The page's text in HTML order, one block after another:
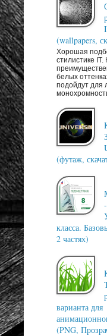
(wallpapers,
Хорошая
стилистике IT.
белых
подойдут для
монохромности
(футаж,
класса.
2 частях)
варианта для
(PNG,